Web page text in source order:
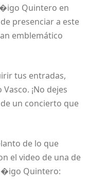
Quintero en
presenciar a este
emblemático
tus entradas,
¡No dejes
un concierto que
de lo que
el video de una de
Quintero: